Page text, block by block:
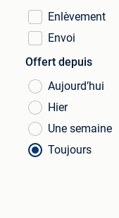
Enlèvement
Envoi
Offert depuis
Aujourd’hui
Hier
Une semaine
Toujours